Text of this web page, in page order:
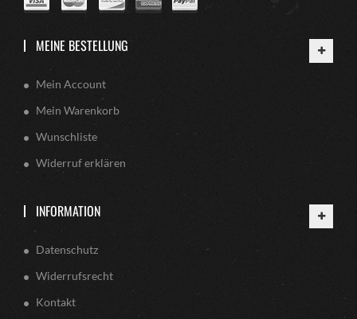
MEINE BESTELLUNG
Mein Account
Mein Warenkorb
Wunschliste
Widerruf erklären
INFORMATION
Datenschutz
Widerrufsrecht
Kontakt